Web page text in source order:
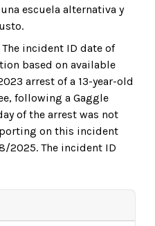
escuela alternativa y
incident ID date of
based on available
arrest of a 13-year-old
following a Gaggle
of the arrest was not
on this incident
2025. The incident ID